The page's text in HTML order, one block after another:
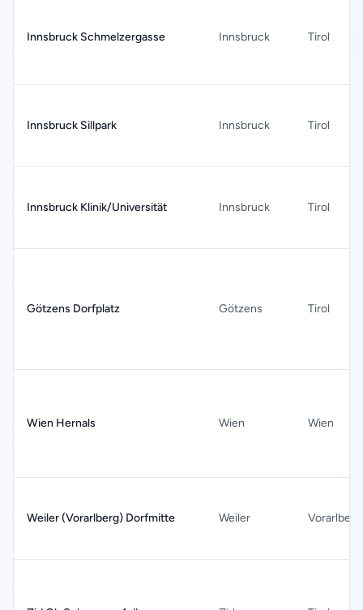
Innsbruck Schmelzergasse Innsbruck Tirol
Innsbruck Sillpark Innsbruck Tirol
Innsbruck Klinik/Universität Innsbruck Tirol
Götzens Dorfplatz Götzens Tirol
Wien Hernals Wien Wien
Weiler (Vorarlberg) Dorfmitte Weiler Vorarlberg